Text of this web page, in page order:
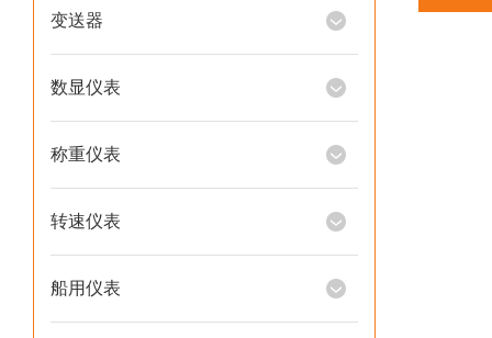
变送器
数显仪表
称重仪表
转速仪表
船用仪表